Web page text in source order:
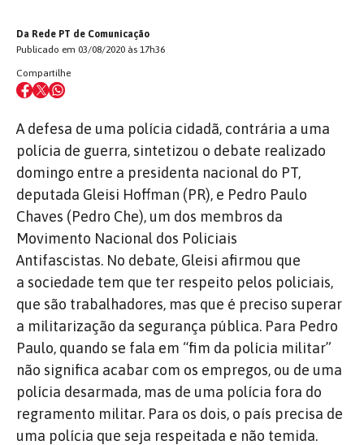
Da Rede PT de Comunicação
Publicado em 03/08/2020 às 17h36
Compartilhe
A defesa de uma polícia cidadã, contrária a uma
polícia de guerra, sintetizou o debate realizado
domingo entre a presidenta nacional do PT,
deputada Gleisi Hoffman (PR), e Pedro Paulo
Chaves (Pedro Che), um dos membros da
Movimento Nacional dos Policiais
Antifascistas. No debate, Gleisi afirmou que
a sociedade tem que ter respeito pelos policiais,
que são trabalhadores, mas que é preciso superar
a militarização da segurança pública. Para Pedro
Paulo, quando se fala em “fim da polícia militar”
não significa acabar com os empregos, ou de uma
polícia desarmada, mas de uma polícia fora do
regramento militar. Para os dois, o país precisa de
uma polícia que seja respeitada e não temida.